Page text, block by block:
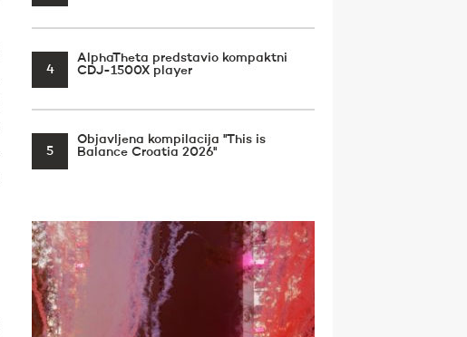
4
AlphaTheta predstavio kompaktni
CDJ-1500X player
5
Objavljena kompilacija ''This is
Balance Croatia 2026''